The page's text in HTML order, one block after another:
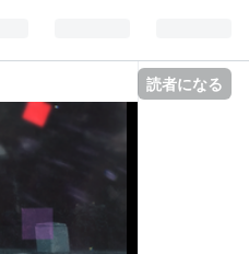
読者になる